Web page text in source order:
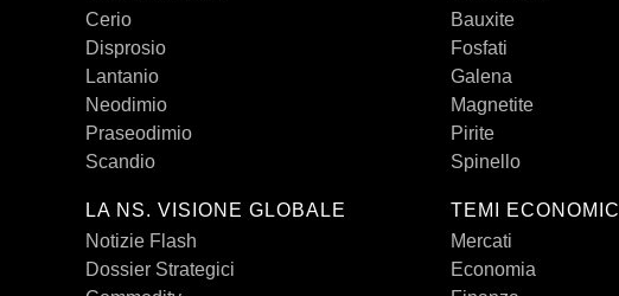
Cerio
Disprosio
Lantanio
Neodimio
Praseodimio
Scandio
LA NS. VISIONE GLOBALE
Notizie Flash
Dossier Strategici
Bauxite
Fosfati
Galena
Magnetite
Pirite
Spinello
TEMI ECONOMICI
Mercati
Economia